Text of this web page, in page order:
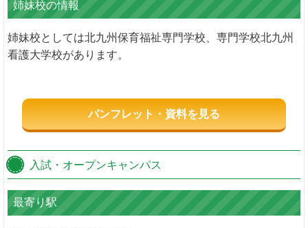
姉妹校の情報
姉妹校としては北九州保育福祉専門学校、専門学校北九州
看護大学校があります。
パンフレット・資料を見る
入試・オープンキャンパス
最寄り駅